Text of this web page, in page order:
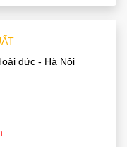
đức - Hà Nội